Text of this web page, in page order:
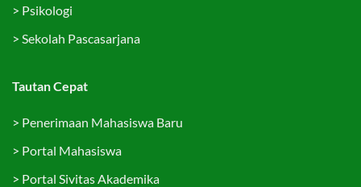
> Psikologi
> Sekolah Pascasarjana
Tautan Cepat
> Penerimaan Mahasiswa Baru
> Portal Mahasiswa
> Portal Sivitas Akademika